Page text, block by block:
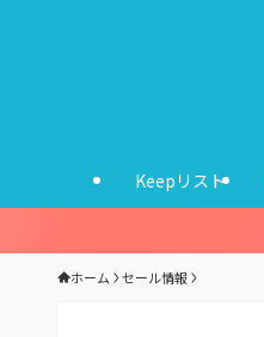
Keepリスト
ホーム セール情報